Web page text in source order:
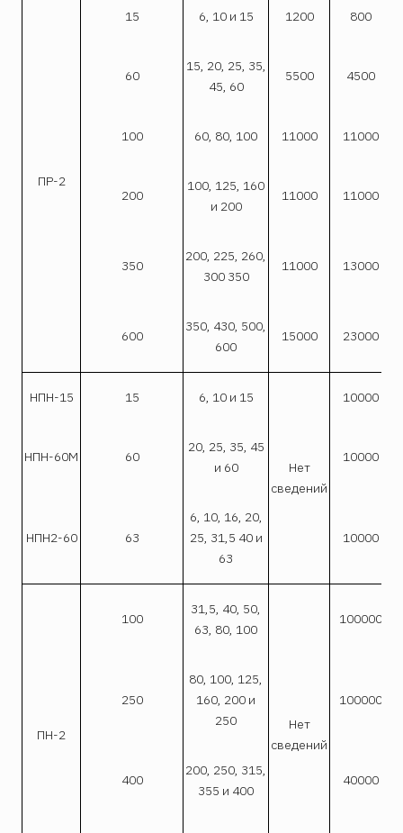
ПР-2
15 6, 10 и 15 1200 800
60
15, 20, 25, 35,
45, 60
5500 4500
100 60, 80, 100 11000 11000
200
100, 125, 160
и 200
11000 11000
350
200, 225, 260,
300 350
11000 13000
600
350, 430, 500,
600
15000 23000
НПН-15 15 6, 10 и 15
Нет
сведений
10000
НПН-60М 60
20, 25, 35, 45
и 60
10000
НПН2-60 63
6, 10, 16, 20,
25, 31,5 40 и
63
10000
ПН-2
100
31,5, 40, 50,
63, 80, 100
Нет
сведений
100000
250
80, 100, 125,
160, 200 и
250
100000
400
200, 250, 315,
355 и 400
40000